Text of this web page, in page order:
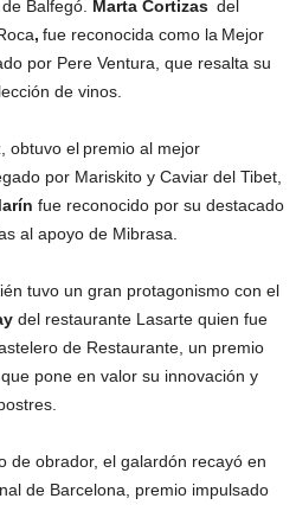
Balfegó. Marta Cortizas del
, fue reconocida como la Mejor
por Pere Ventura, que resalta su
de vinos.
obtuvo el premio al mejor
por Mariskito y Caviar del Tibet,
fue reconocido por su destacado
al apoyo de Mibrasa.
tuvo un gran protagonismo con el
del restaurante Lasarte quien fue
de Restaurante, un premio
pone en valor su innovación y
de obrador, el galardón recayó en
de Barcelona, premio impulsado